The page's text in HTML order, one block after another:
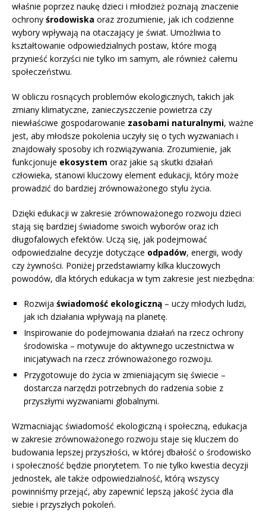
właśnie poprzez naukę dzieci i młodzież poznają znaczenie
ochrony środowiska oraz zrozumienie, jak ich codzienne
wybory wpływają na otaczający je świat. Umożliwia to
kształtowanie odpowiedzialnych postaw, które mogą
przynieść korzyści nie tylko im samym, ale również całemu
społeczeństwu.
W obliczu rosnących problemów ekologicznych, takich jak
zmiany klimatyczne, zanieczyszczenie powietrza czy
niewłaściwe gospodarowanie zasobami naturalnymi, ważne
jest, aby młodsze pokolenia uczyły się o tych wyzwaniach i
znajdowały sposoby ich rozwiązywania. Zrozumienie, jak
funkcjonuje ekosystem oraz jakie są skutki działań
człowieka, stanowi kluczowy element edukacji, który może
prowadzić do bardziej zrównoważonego stylu życia.
Dzięki edukacji w zakresie zrównoważonego rozwoju dzieci
stają się bardziej świadome swoich wyborów oraz ich
długofalowych efektów. Uczą się, jak podejmować
odpowiedzialne decyzje dotyczące odpadów, energii, wody
czy żywności. Poniżej przedstawiamy kilka kluczowych
powodów, dla których edukacja w tym zakresie jest niezbędna:
Rozwija świadomość ekologiczną – uczy młodych ludzi,
jak ich działania wpływają na planetę.
Inspirowanie do podejmowania działań na rzecz ochrony
środowiska – motywuje do aktywnego uczestnictwa w
inicjatywach na rzecz zrównoważonego rozwoju.
Przygotowuje do życia w zmieniającym się świecie –
dostarcza narzędzi potrzebnych do radzenia sobie z
przyszłymi wyzwaniami globalnymi.
Wzmacniając świadomość ekologiczną i społeczną, edukacja
w zakresie zrównoważonego rozwoju staje się kluczem do
budowania lepszej przyszłości, w której dbałość o środowisko
i społeczność będzie priorytetem. To nie tylko kwestia decyzji
jednostek, ale także odpowiedzialność, którą wszyscy
powinniśmy przejąć, aby zapewnić lepszą jakość życia dla
siebie i przyszłych pokoleń.